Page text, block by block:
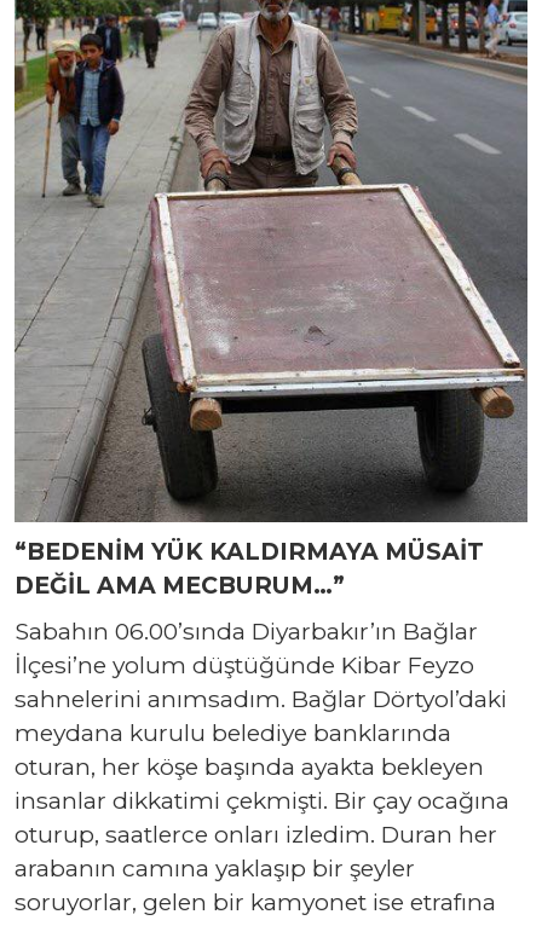
“BEDENİM YÜK KALDIRMAYA MÜSAİT
DEĞİL AMA MECBURUM…”
Sabahın 06.00’sında Diyarbakır’ın Bağlar
İlçesi’ne yolum düştüğünde Kibar Feyzo
sahnelerini anımsadım. Bağlar Dörtyol’daki
meydana kurulu belediye banklarında
oturan, her köşe başında ayakta bekleyen
insanlar dikkatimi çekmişti. Bir çay ocağına
oturup, saatlerce onları izledim. Duran her
arabanın camına yaklaşıp bir şeyler
soruyorlar, gelen bir kamyonet ise etrafına